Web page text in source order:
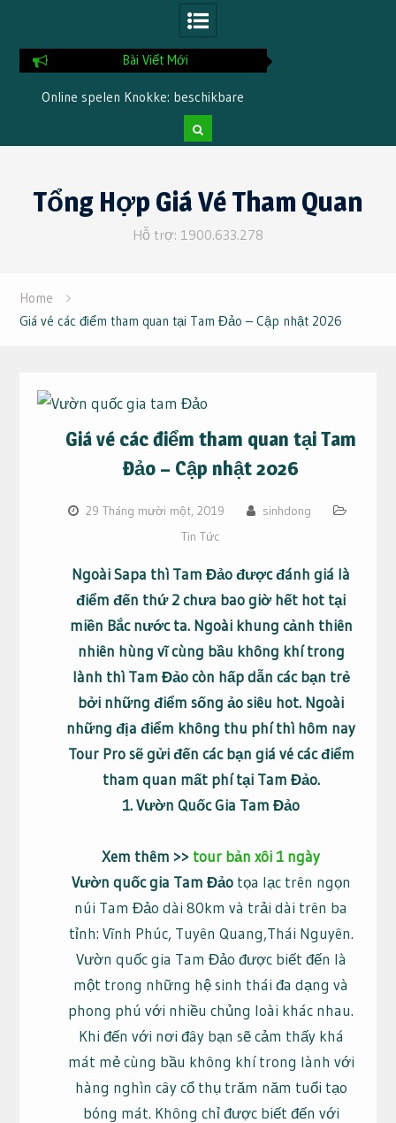
Bài Viết Mới
Online spelen Knokke: beschikbare
betaalmethoden en opname snelheid
contentTổng Hợp Giá Vé Tham Quan
Hỗ trợ: 1900.633.278
Home
Giá vé các điểm tham quan tại Tam Đảo – Cập nhật 2026
Giá vé các điểm tham quan tại Tam
Đảo – Cập nhật 2026
29 Tháng mười một, 2019
sinhdong
Tin Tức
Ngoài Sapa thì Tam Đảo được đánh giá là
điểm đến thứ 2 chưa bao giờ hết hot tại
miền Bắc nước ta. Ngoài khung cảnh thiên
nhiên hùng vĩ cùng bầu không khí trong
lành thì Tam Đảo còn hấp dẫn các bạn trẻ
bởi những điểm sống ảo siêu hot. Ngoài
những địa điểm không thu phí thì hôm nay
Tour Pro sẽ gửi đến các bạn giá vé các điểm
tham quan mất phí tại Tam Đảo.
1. Vườn Quốc Gia Tam Đảo
Xem thêm >> tour bản xôi 1 ngày
Vườn quốc gia Tam Đảo tọa lạc trên ngọn
núi Tam Đảo dài 80km và trải dài trên ba
tỉnh: Vĩnh Phúc, Tuyên Quang,Thái Nguyên.
Vườn quốc gia Tam Đảo được biết đến là
một trong những hệ sinh thái đa dạng và
phong phú với nhiều chủng loài khác nhau.
Khi đến với nơi đây bạn sẽ cảm thấy khá
mát mẻ cùng bầu không khí trong lành với
hàng nghìn cây cổ thụ trăm năm tuổi tạo
bóng mát. Không chỉ được biết đến với